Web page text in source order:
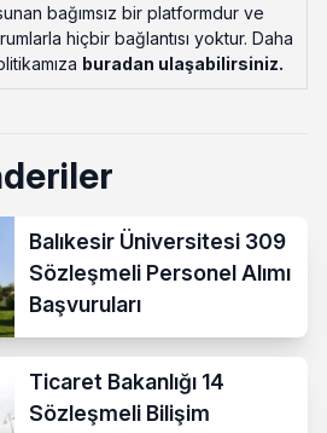
bağımsız bir platformdur ve
hiçbir bağlantısı yoktur. Daha
buradan ulaşabilirsiniz.
Balıkesir Üniversitesi 309
Sözleşmeli Personel Alımı
Başvuruları
Ticaret Bakanlığı 14
Sözleşmeli Bilişim